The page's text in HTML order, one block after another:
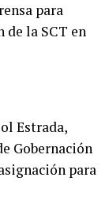
para
de la SCT en
Estrada,
Gobernación
para